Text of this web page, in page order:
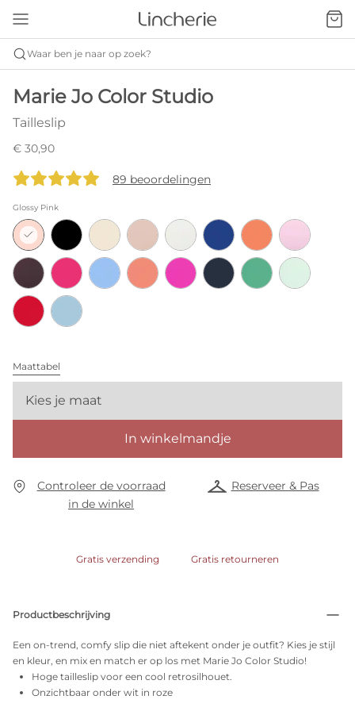
Waar ben je naar op zoek?
Marie Jo Color Studio
Tailleslip
€ 30,90
89 beoordelingen
Glossy Pink
Maattabel
Kies je maat
In winkelmandje
Controleer de voorraad
in de winkel
Reserveer & Pas
Gratis verzending Gratis retourneren
Productbeschrijving
Een on-trend, comfy slip die niet aftekent onder je outfit? Kies je stijl
en kleur, en mix en match er op los met Marie Jo Color Studio!
Hoge tailleslip voor een cool retrosilhouet.
Onzichtbaar onder wit in roze